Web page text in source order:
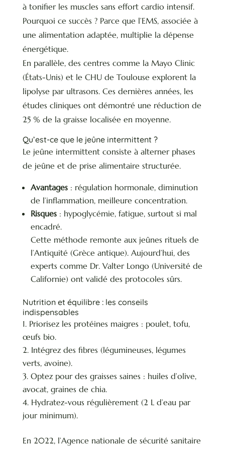
à tonifier les muscles sans effort cardio intensif.
Pourquoi ce succès ? Parce que l’EMS, associée à
une alimentation adaptée, multiplie la dépense
énergétique.
En parallèle, des centres comme la Mayo Clinic
(États-Unis) et le CHU de Toulouse explorent la
lipolyse par ultrasons. Ces dernières années, les
études cliniques ont démontré une réduction de
25 % de la graisse localisée en moyenne.
Qu’est-ce que le jeûne intermittent ?
Le jeûne intermittent consiste à alterner phases
de jeûne et de prise alimentaire structurée.
Avantages: régulation hormonale, diminution
de l’inflammation, meilleure concentration.
Risques: hypoglycémie, fatigue, surtout si mal
encadré.
Cette méthode remonte aux jeûnes rituels de
l’Antiquité (Grèce antique). Aujourd’hui, des
experts comme Dr. Valter Longo (Université de
Californie) ont validé des protocoles sûrs.
Nutrition et équilibre : les conseils
indispensables
Priorisez les protéines maigres : poulet, tofu,
œufs bio.
Intégrez des fibres (légumineuses, légumes
verts, avoine).
Optez pour des graisses saines : huiles d’olive,
avocat, graines de chia.
Hydratez-vous régulièrement (2 L d’eau par
jour minimum).
En 2022, l’Agence nationale de sécurité sanitaire